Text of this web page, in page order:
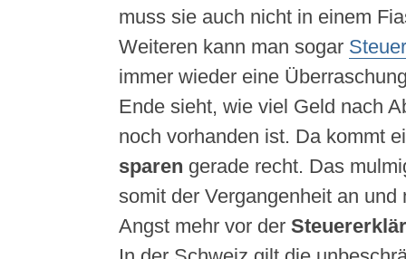
muss sie auch nicht in einem
Weiteren kann man sogar
immer wieder eine
Ende sieht, wie viel Geld nach
noch vorhanden ist. Da kommt
sparen gerade recht. Das
somit der Vergangenheit an und
Angst mehr vor der